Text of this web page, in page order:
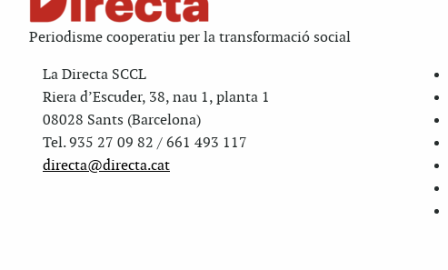
Periodisme cooperatiu per la transformació social
La Directa SCCL
Riera d’Escuder, 38, nau 1, planta 1
08028 Sants (Barcelona)
Tel. 935 27 09 82 / 661 493 117
directa@directa.cat